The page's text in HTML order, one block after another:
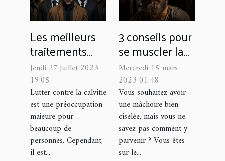
Les meilleurs
traitements
pour la calvitie
selon votre âge
Jeudi 27 juillet 2023
19:05
Lutter contre la calvitie
est une préoccupation
majeure pour
beaucoup de
personnes. Cependant,
il est...
3 conseils pour
se muscler la
mâchoire ?
Mercredi 15 mars
2023 01:48
Vous souhaitez avoir
une mâchoire bien
ciselée, mais vous ne
savez pas comment y
parvenir ? Vous êtes
sur le...